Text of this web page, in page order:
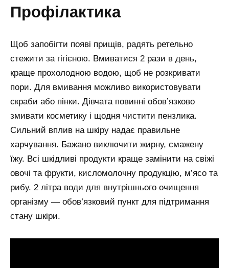
профілактика
Щоб запобігти появі прищів, радять ретельно
стежити за гігієною. Вмиватися 2 рази в день,
краще прохолодною водою, щоб не розкривати
пори. Для вмивання можливо використовувати
скраби або пінки. Дівчата повинні обов’язково
змивати косметику і щодня чистити пензлика.
Сильний вплив на шкіру надає правильне
харчування. Бажано виключити жирну, смажену
їжу. Всі шкідливі продукти краще замінити на свіжі
овочі та фрукти, кисломолочну продукцію, м’ясо та
рибу. 2 літра води для внутрішнього очищення
організму — обов’язковий пункт для підтримання
стану шкіри.